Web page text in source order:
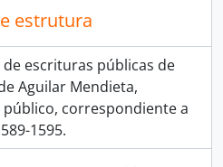
estrutura
escrituras públicas de
Aguilar Mendieta,
correspondiente a
1595.